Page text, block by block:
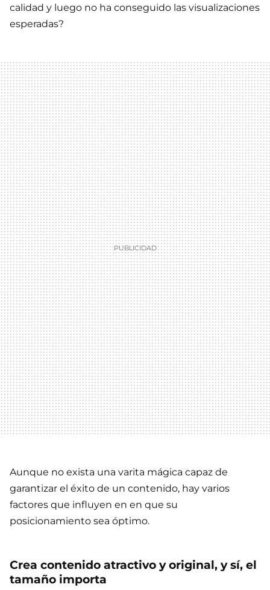
calidad y luego no ha conseguido las visualizaciones
esperadas?
Aunque no exista una varita mágica capaz de
garantizar el éxito de un contenido, hay varios
factores que influyen en en que su
posicionamiento sea óptimo.
Crea contenido atractivo y original, y sí, el
tamaño importa